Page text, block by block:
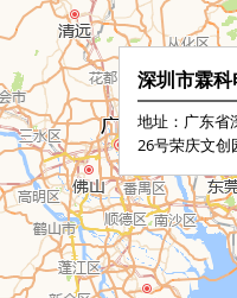
深圳市霖
地址：广东省
26号荣庆文创